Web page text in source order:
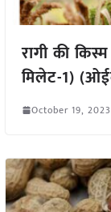
रागी की
मिलेट-1)
October 19, 2023